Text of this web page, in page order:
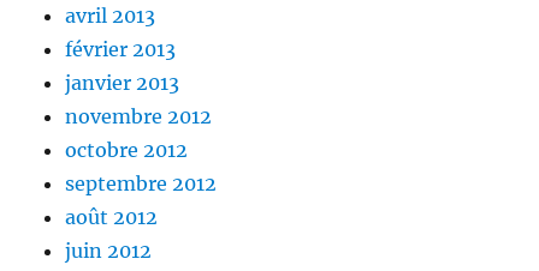
avril 2013
février 2013
janvier 2013
novembre 2012
octobre 2012
septembre 2012
août 2012
juin 2012